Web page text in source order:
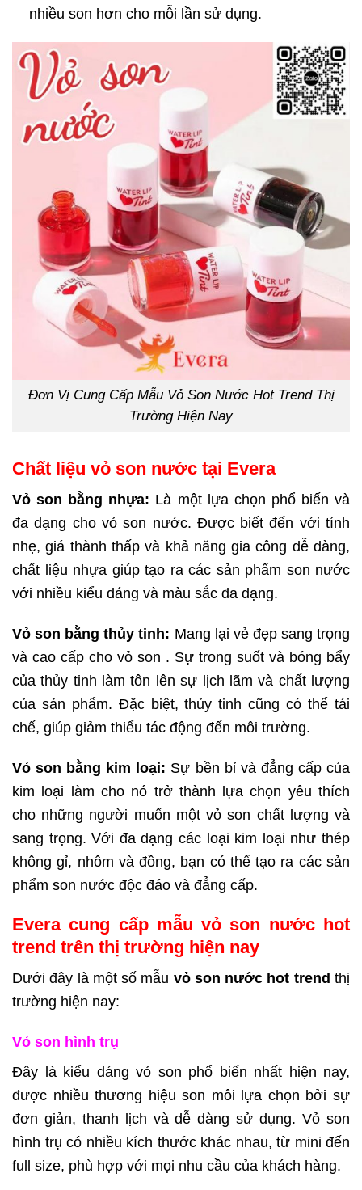
nhiều son hơn cho mỗi lần sử dụng.
Đơn Vị Cung Cấp Mẫu Vỏ Son Nước Hot Trend Thị
Trường Hiện Nay
Chất liệu vỏ son nước tại Evera
Vỏ son bằng nhựa: Là một lựa chọn phổ biến và
đa dạng cho vỏ son nước. Được biết đến với tính
nhẹ, giá thành thấp và khả năng gia công dễ dàng,
chất liệu nhựa giúp tạo ra các sản phẩm son nước
với nhiều kiểu dáng và màu sắc đa dạng.
Vỏ son bằng thủy tinh: Mang lại vẻ đẹp sang trọng
và cao cấp cho vỏ son . Sự trong suốt và bóng bẩy
của thủy tinh làm tôn lên sự lịch lãm và chất lượng
của sản phẩm. Đặc biệt, thủy tinh cũng có thể tái
chế, giúp giảm thiểu tác động đến môi trường.
Vỏ son bằng kim loại: Sự bền bỉ và đẳng cấp của
kim loại làm cho nó trở thành lựa chọn yêu thích
cho những người muốn một vỏ son chất lượng và
sang trọng. Với đa dạng các loại kim loại như thép
không gỉ, nhôm và đồng, bạn có thể tạo ra các sản
phẩm son nước độc đáo và đẳng cấp.
Evera cung cấp mẫu vỏ son nước hot
trend trên thị trường hiện nay
Dưới đây là một số mẫu vỏ son nước hot trend thị
trường hiện nay:
Vỏ son hình trụ
Đây là kiểu dáng vỏ son phổ biến nhất hiện nay,
được nhiều thương hiệu son môi lựa chọn bởi sự
đơn giản, thanh lịch và dễ dàng sử dụng. Vỏ son
hình trụ có nhiều kích thước khác nhau, từ mini đến
full size, phù hợp với mọi nhu cầu của khách hàng.